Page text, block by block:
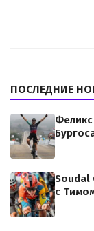
ПОСЛЕДНИЕ
Феликс
Soudal
с